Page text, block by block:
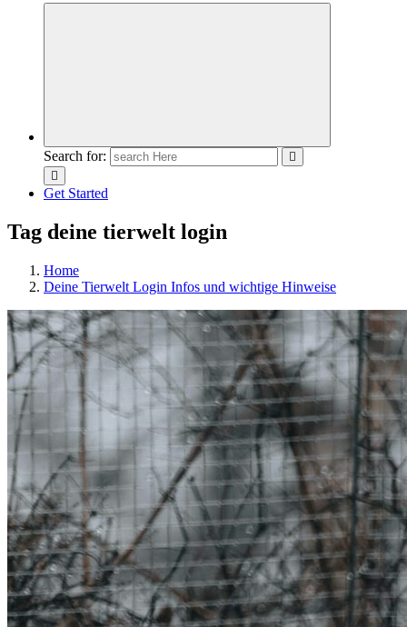
Meldungen die Resonanz finden
Search for:
Get Started
Tag deine tierwelt login
Home
Deine Tierwelt Login Infos und wichtige Hinweise